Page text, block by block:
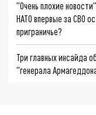
"Очень плохие
НАТО впервые за СВО
приграничье?
Три главных инсайда
"генерала